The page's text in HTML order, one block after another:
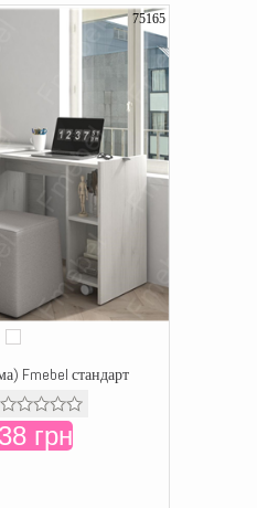
75165
Fmebel стандарт
грн